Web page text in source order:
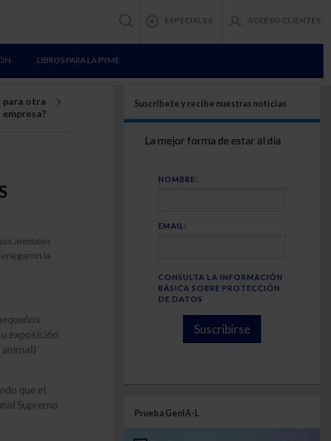
ESPECIALES ACCESO CLIENTES
LIBROS PARA LA PYME
para otra
empresa?
animales
la
exposición
que el
Supremo
Suscríbete y recibe nuestras noticias
La mejor forma de estar al día
NOMBRE:
EMAIL:
CONSULTA LA INFORMACIÓN
BÁSICA SOBRE PROTECCIÓN
DE DATOS
Suscribirse
Prueba GenIA-L